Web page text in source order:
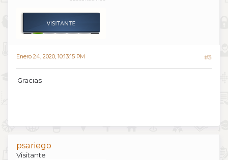
Enero 24, 2020, 10:13:15 PM #3
Gracias
psariego
Visitante